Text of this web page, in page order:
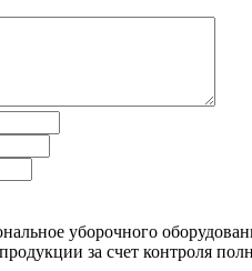
уборочного
за счет контроля